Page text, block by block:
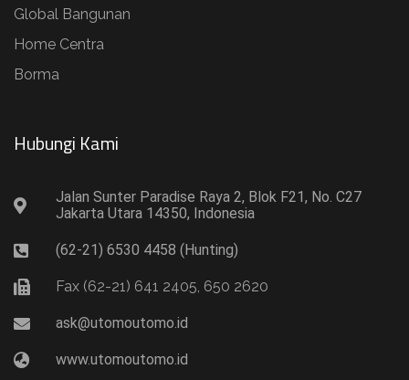
Global Bangunan
Home Centra
Borma
Hubungi Kami​
Jalan Sunter Paradise Raya 2, Blok F21, No. C27
Jakarta Utara 14350, Indonesia
(62-21) 6530 4458 (Hunting)
Fax (62-21) 641 2405, 650 2620
ask@utomoutomo.id
www.utomoutomo.id